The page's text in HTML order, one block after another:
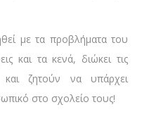
με τα προβλήματα του
και τα κενά, διώκει τις
ζητούν να υπάρχει
στο σχολείο τους!